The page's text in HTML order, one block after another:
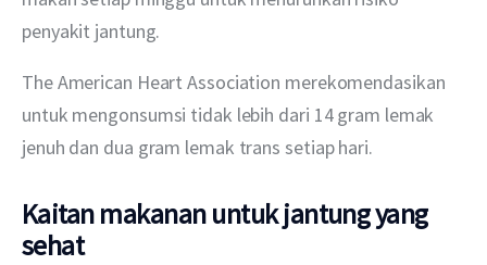
penyakit jantung.
The American Heart Association merekomendasikan
untuk mengonsumsi tidak lebih dari 14 gram lemak
jenuh dan dua gram lemak trans setiap hari.
Kaitan makanan untuk jantung yang
sehat